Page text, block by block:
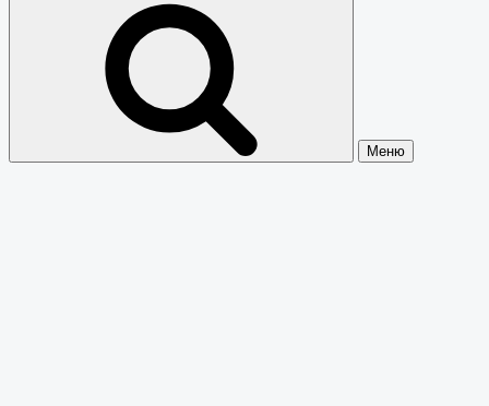
Меню